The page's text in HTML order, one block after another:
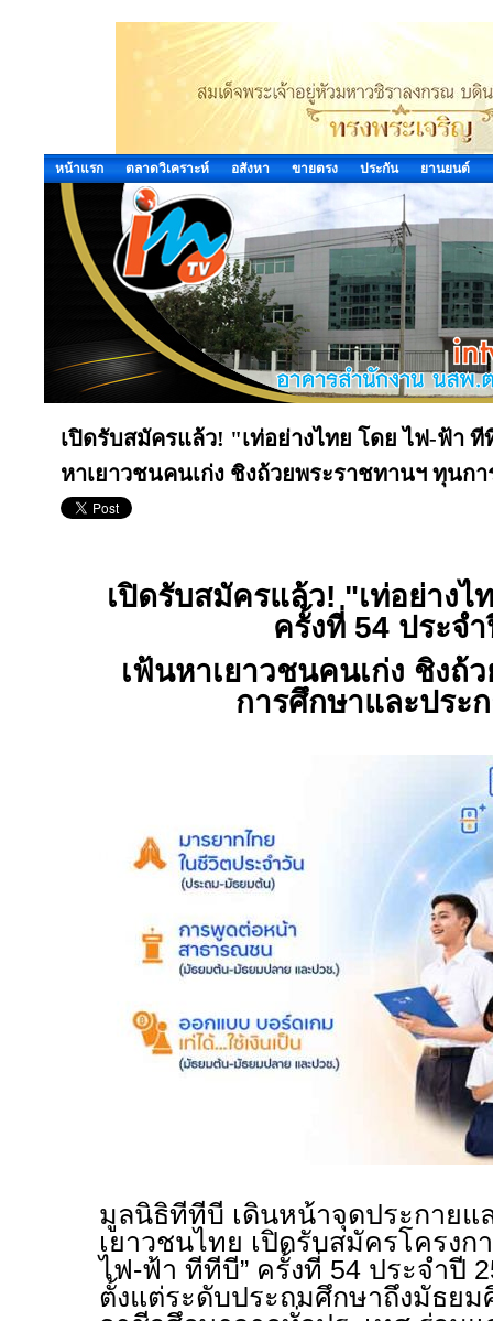
หน้าแรก ตลาดวิเคราะห์ อสังหา ขายตรง ประกัน ยานยนต์
เปิดรับสมัครแล้ว! "เท่อย่างไทย โดย ไฟ-ฟ้า ที
หาเยาวชนคนเก่ง ชิงถ้วยพระราชทานฯ ทุนก
เปิดรับสมัครแล้ว! "เท่อย่าง
ครั้งที่ 54 ประจ
เฟ้นหาเยาวชนคนเก่ง ชิงถ้
การศึกษาและประ
มูลนิธิทีทีบี เดินหน้าจุดประกาย
เยาวชนไทย เปิดรับสมัครโครงก
ไฟ-ฟ้า ทีทีบี” ครั้งที่ 54 ประจำปี
ตั้งแต่ระดับประถมศึกษาถึงมัธย